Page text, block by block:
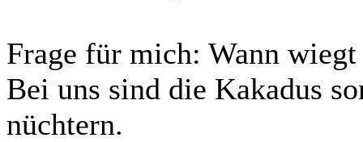
Frage für mich: Wann
Bei uns sind die Kakadus
nüchtern.